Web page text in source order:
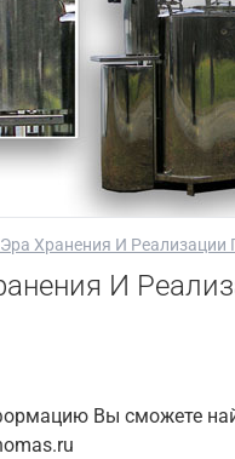
Хранения И Реализации
И
Вы сможете